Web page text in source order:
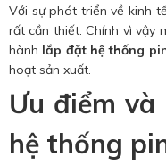
Với sự phát triển về kinh
rất cần thiết. Chính vì vậy
hành lắp đặt hệ thống
hoạt sản xuất.
Ưu điểm
hệ thống